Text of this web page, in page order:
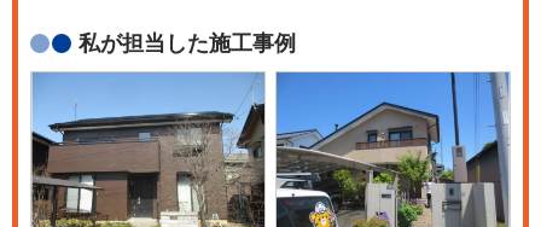
私が担当した施工事例